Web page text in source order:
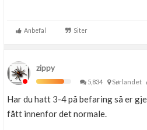
Anbefal Siter
zippy
5,834
Sørlandet
Har du hatt 3-4 på befaring så er
fått innenfor det normale.